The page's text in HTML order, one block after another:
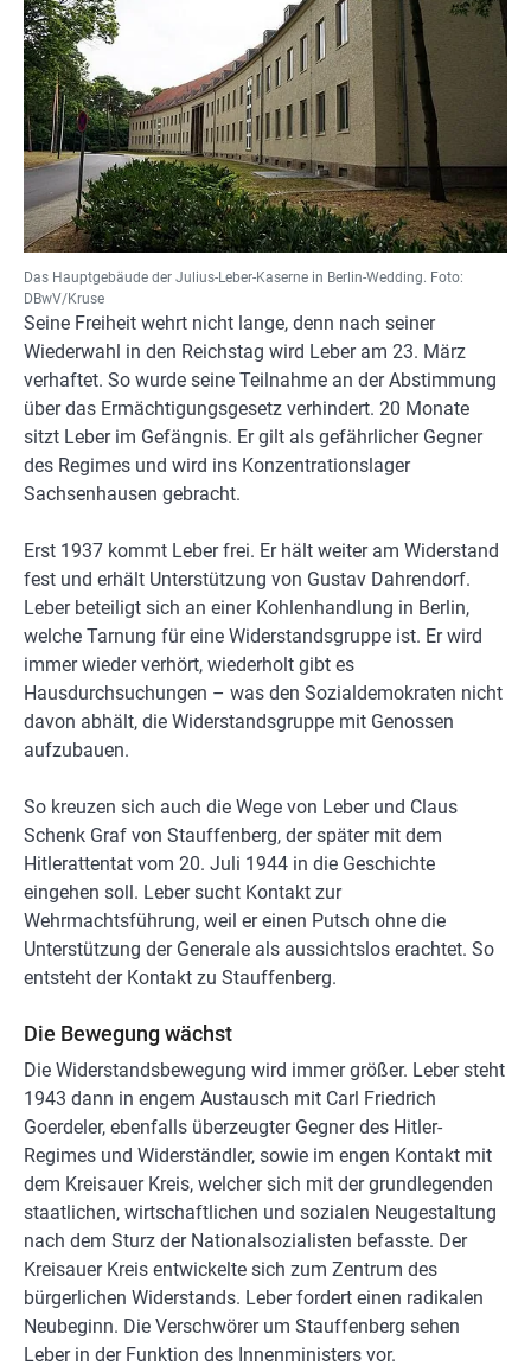
Das Hauptgebäude der Julius-Leber-Kaserne in Berlin-Wedding. Foto:
DBwV/Kruse
Seine Freiheit wehrt nicht lange, denn nach seiner
Wiederwahl in den Reichstag wird Leber am 23. März
verhaftet. So wurde seine Teilnahme an der Abstimmung
über das Ermächtigungsgesetz verhindert. 20 Monate
sitzt Leber im Gefängnis. Er gilt als gefährlicher Gegner
des Regimes und wird ins Konzentrationslager
Sachsenhausen gebracht.
Erst 1937 kommt Leber frei. Er hält weiter am Widerstand
fest und erhält Unterstützung von Gustav Dahrendorf.
Leber beteiligt sich an einer Kohlenhandlung in Berlin,
welche Tarnung für eine Widerstandsgruppe ist. Er wird
immer wieder verhört, wiederholt gibt es
Hausdurchsuchungen – was den Sozialdemokraten nicht
davon abhält, die Widerstandsgruppe mit Genossen
aufzubauen.
So kreuzen sich auch die Wege von Leber und Claus
Schenk Graf von Stauffenberg, der später mit dem
Hitlerattentat vom 20. Juli 1944 in die Geschichte
eingehen soll. Leber sucht Kontakt zur
Wehrmachtsführung, weil er einen Putsch ohne die
Unterstützung der Generale als aussichtslos erachtet. So
entsteht der Kontakt zu Stauffenberg.
Die Bewegung wächst
Die Widerstandsbewegung wird immer größer. Leber steht
1943 dann in engem Austausch mit Carl Friedrich
Goerdeler, ebenfalls überzeugter Gegner des Hitler-
Regimes und Widerständler, sowie im engen Kontakt mit
dem Kreisauer Kreis, welcher sich mit der grundlegenden
staatlichen, wirtschaftlichen und sozialen Neugestaltung
nach dem Sturz der Nationalsozialisten befasste. Der
Kreisauer Kreis entwickelte sich zum Zentrum des
bürgerlichen Widerstands. Leber fordert einen radikalen
Neubeginn. Die Verschwörer um Stauffenberg sehen
Leber in der Funktion des Innenministers vor.